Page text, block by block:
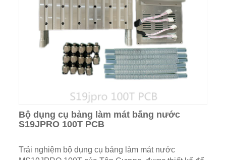
Bộ dụng cụ bảng làm mát bằng nước
S19JPRO 100T PCB
Trải nghiệm bộ dụng cụ bảng làm mát nước